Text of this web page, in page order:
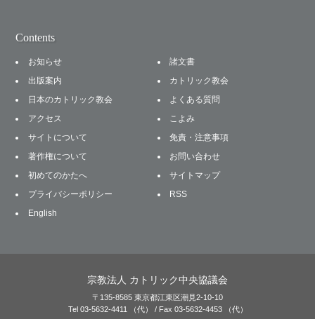
Contents
お知らせ
諸文書
出版案内
カトリック教会
日本のカトリック教会
よくある質問
アクセス
こよみ
サイトについて
免責・注意事項
著作権について
お問い合わせ
初めてのかたへ
サイトマップ
プライバシーポリシー
RSS
English
宗教法人 カトリック中央協議会
〒135-8585 東京都江東区潮見2-10-10
Tel 03-5632-4411 （代） / Fax 03-5632-4453 （代）